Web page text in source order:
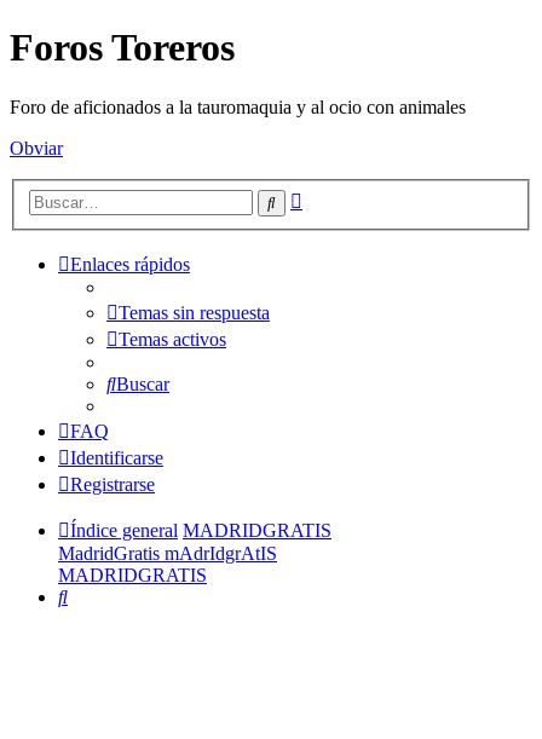
Foros Toreros
Foro de aficionados a la tauromaquia y al ocio con animales
Obviar
Buscar
Enlaces rápidos
Temas sin respuesta
Temas activos
Buscar
FAQ
Identificarse
Registrarse
Índice general MADRIDGRATIS
MadridGratis mAdrIdgrAtIS
MADRIDGRATIS
Buscar